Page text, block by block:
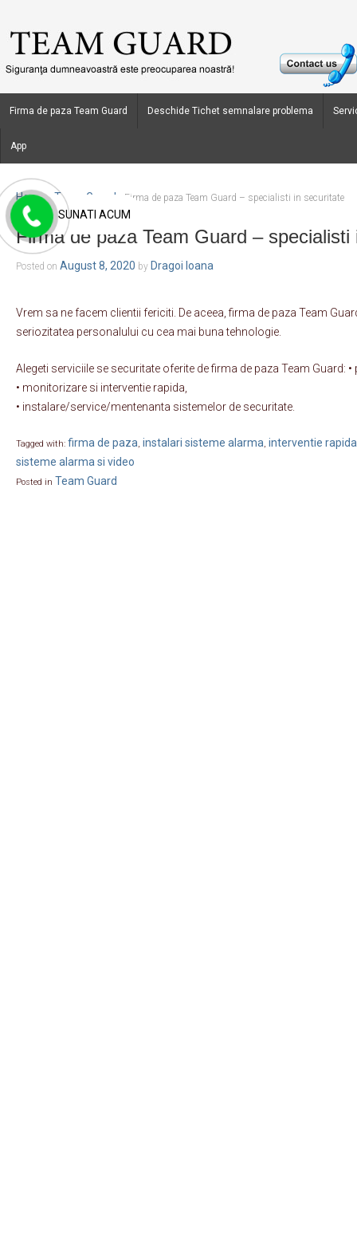
Firma de paza Team Guard Deschide Tichet semnalare problema
App
Home › Team Guard Firma de paza Team Guard – specialisti in securitate
Firma de paza Team Guard – specialisti
Posted on August 8, 2020 by Dragoi Ioana
Vrem sa ne facem clientii fericiti. De aceea, firma de paza Team
seriozitatea personalului cu cea mai buna tehnologie.
Alegeti serviciile se securitate oferite de firma de paza Team Guard:
• monitorizare si interventie rapida,
• instalare/service/mentenanta sistemelor de securitate.
Tagged with: firma de paza, instalari sisteme alarma, interventie rapida
sisteme alarma si video
Posted in Team Guard
SUNATI ACUM